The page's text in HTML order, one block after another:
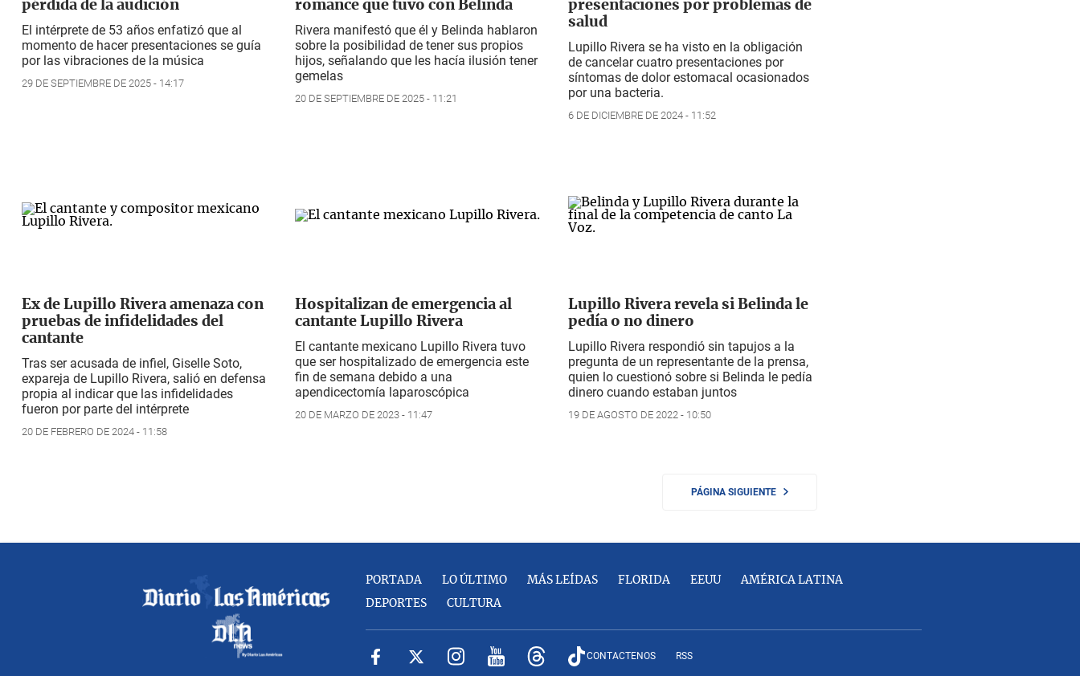
pérdida de la audición
El intérprete de 53 años enfatizó que al
momento de hacer presentaciones se guía
por las vibraciones de la música
29 DE SEPTIEMBRE DE 2025 - 14:17
romance que tuvo con Belinda
Rivera manifestó que él y Belinda hablaron
sobre la posibilidad de tener sus propios
hijos, señalando que les hacía ilusión tener
gemelas
20 DE SEPTIEMBRE DE 2025 - 11:21
presentaciones por problemas de
salud
Lupillo Rivera se ha visto en la obligación
de cancelar cuatro presentaciones por
síntomas de dolor estomacal ocasionados
por una bacteria.
6 DE DICIEMBRE DE 2024 - 11:52
Ex de Lupillo Rivera amenaza con
pruebas de infidelidades del
cantante
Tras ser acusada de infiel, Giselle Soto,
expareja de Lupillo Rivera, salió en defensa
propia al indicar que las infidelidades
fueron por parte del intérprete
20 DE FEBRERO DE 2024 - 11:58
Hospitalizan de emergencia al
cantante Lupillo Rivera
El cantante mexicano Lupillo Rivera tuvo
que ser hospitalizado de emergencia este
fin de semana debido a una
apendicectomía laparoscópica
20 DE MARZO DE 2023 - 11:47
Lupillo Rivera revela si Belinda le
pedía o no dinero
Lupillo Rivera respondió sin tapujos a la
pregunta de un representante de la prensa,
quien lo cuestionó sobre si Belinda le pedía
dinero cuando estaban juntos
19 DE AGOSTO DE 2022 - 10:50
PÁGINA SIGUIENTE
PORTADA LO ÚLTIMO MÁS LEÍDAS FLORIDA EEUU AMÉRICA LATINA
DEPORTES CULTURA
CONTACTENOS RSS